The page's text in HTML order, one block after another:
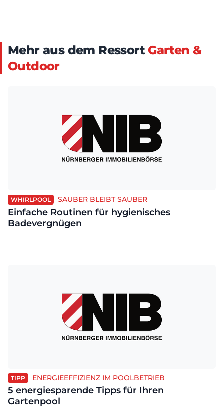
Mehr aus dem RessortGarten &
Outdoor
WHIRLPOOL SAUBER BLEIBT SAUBER
Einfache Routinen für hygienisches
Badevergnügen
TIPP ENERGIEEFFIZIENZ IM POOLBETRIEB
5 energiesparende Tipps für Ihren
Gartenpool